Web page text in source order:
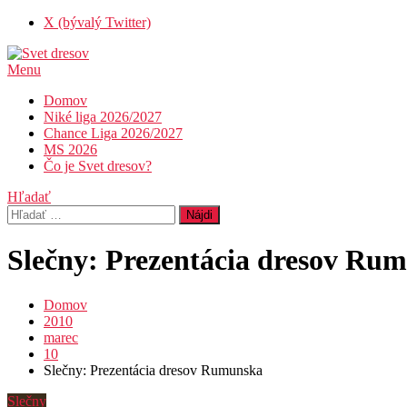
Skip
Content
X (bývalý Twitter)
Menu
Domov
Niké liga 2026/2027
Chance Liga 2026/2027
MS 2026
Čo je Svet dresov?
Hľadať
Hľadať:
Slečny: Prezentácia dresov
Domov
2010
marec
10
Slečny: Prezentácia dresov Rumunska
Slečny